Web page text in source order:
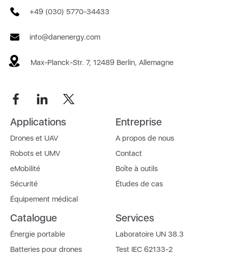
+49 (030) 5770-34433
info@danenergy.com
Max-Planck-Str. 7, 12489 Berlin, Allemagne
Applications
Drones et UAV
Robots et UMV
eMobilité
Sécurité
Équipement médical
Entreprise
A propos de nous
Contact
Boîte à outils
Études de cas
Catalogue
Énergie portable
Batteries pour drones
Services
Laboratoire UN 38.3
Test IEC 62133-2